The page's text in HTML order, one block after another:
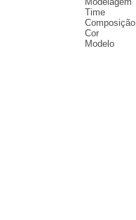
Time
Composição
Cor
Modelo